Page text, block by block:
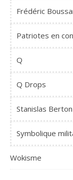
Frédéric
Patriotes en
Q
Q Drops
Stanislas Berton
Symbolique
Wokisme